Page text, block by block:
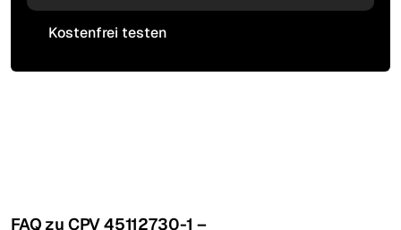
Kostenfrei testen
FAQ zu CPV 45112730-1 –